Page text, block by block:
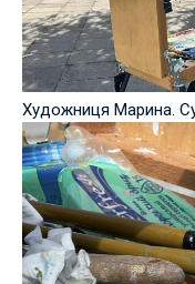
Художниця Марина.